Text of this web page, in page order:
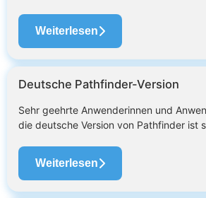
Weiterlesen
Deutsche Pathfinder-Version
Sehr geehrte Anwenderinnen und
die deutsche Version von Pathfinder ist
Weiterlesen